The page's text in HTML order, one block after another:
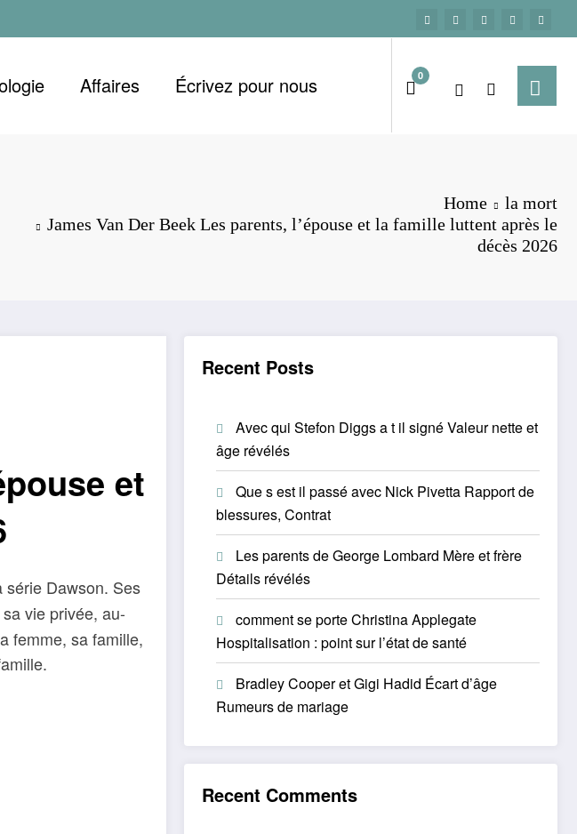
Affaires Écrivez pour nous 0
Home
la mort
James Van Der Beek Les parents, l’épouse et la famille luttent après le
décès 2026
et
série Dawson. Ses
vie privée, au-
femme, sa famille,
Recent Posts
Avec qui Stefon Diggs a t il signé Valeur nette et
âge révélés
Que s est il passé avec Nick Pivetta Rapport de
blessures, Contrat
Les parents de George Lombard Mère et frère
Détails révélés
comment se porte Christina Applegate
Hospitalisation : point sur l’état de santé
Bradley Cooper et Gigi Hadid Écart d’âge
Rumeurs de mariage
Recent Comments